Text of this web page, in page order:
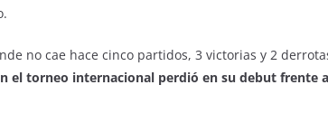
no cae hace cinco partidos, 3 victorias y 2
el torneo internacional perdió en su debut frente